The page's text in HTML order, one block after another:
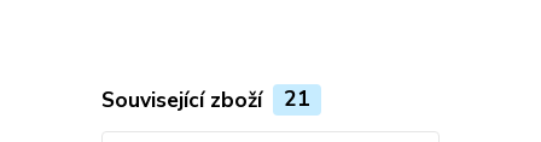
Související zboží 21